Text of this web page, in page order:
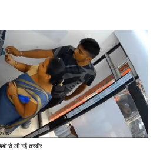
से ली गई तस्वीर